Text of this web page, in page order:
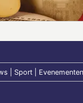
| Sport | Evenementen